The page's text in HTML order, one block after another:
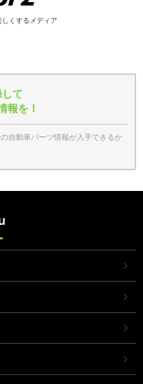
くするメディア
て
報を！
自動車パーツ情報が入手できるか